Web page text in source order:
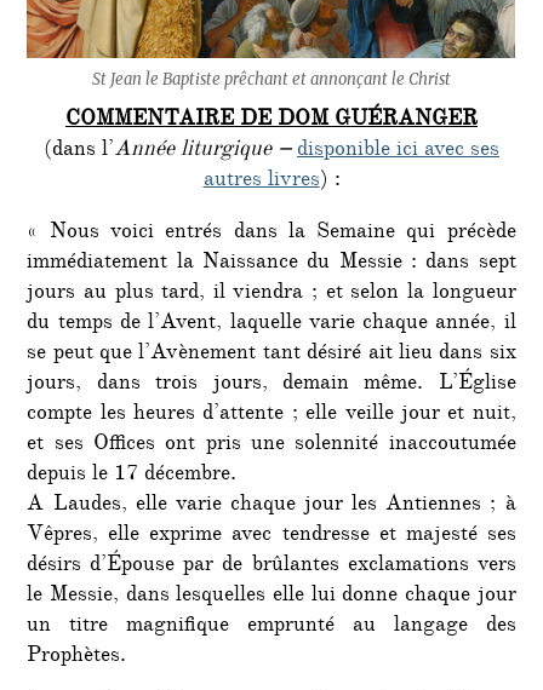
St Jean le Baptiste prêchant et annonçant le Christ
COMMENTAIRE DE DOM GUÉRANGER
(dans l’Année liturgique–disponible ici avec ses
autres livres) :
« Nous voici entrés dans la Semaine qui précède
immédiatement la Naissance du Messie : dans sept
jours au plus tard, il viendra ; et selon la longueur
du temps de l’Avent, laquelle varie chaque année, il
se peut que l’Avènement tant désiré ait lieu dans six
jours, dans trois jours, demain même. L’Église
compte les heures d’attente ; elle veille jour et nuit,
et ses Offices ont pris une solennité inaccoutumée
depuis le 17 décembre.
A Laudes, elle varie chaque jour les Antiennes ; à
Vêpres, elle exprime avec tendresse et majesté ses
désirs d’Épouse par de brûlantes exclamations vers
le Messie, dans lesquelles elle lui donne chaque jour
un titre magnifique emprunté au langage des
Prophètes.